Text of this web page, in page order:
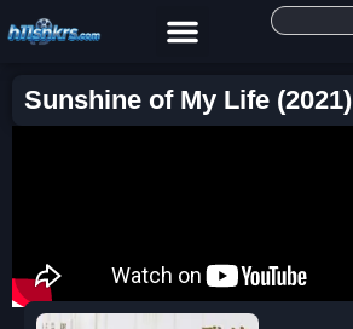
Sunshine of My Life (2021)